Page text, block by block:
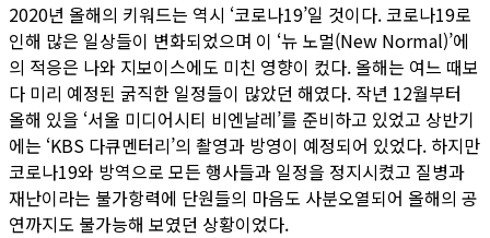
2020년 올해의 키워드는 역시 ‘코로나19’일 것이다. 코로나19로
인해 많은 일상들이 변화되었으며 이 ‘뉴 노멀(New Normal)’에
의 적응은 나와 지보이스에도 미친 영향이 컸다. 올해는 여느 때보
다 미리 예정된 굵직한 일정들이 많았던 해였다. 작년 12월부터
올해 있을 ‘서울 미디어시티 비엔날레’를 준비하고 있었고 상반기
에는 ‘KBS 다큐멘터리’의 촬영과 방영이 예정되어 있었다. 하지만
코로나19와 방역으로 모든 행사들과 일정을 정지시켰고 질병과
재난이라는 불가항력에 단원들의 마음도 사분오열되어 올해의 공
연까지도 불가능해 보였던 상황이었다.